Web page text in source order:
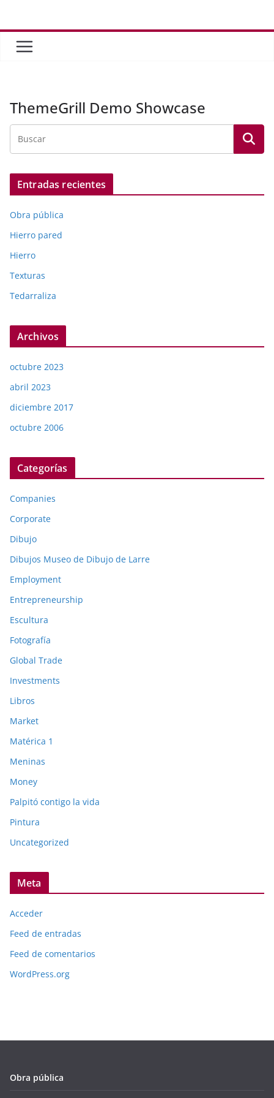
contenido
ThemeGrill Demo Showcase
Entradas recientes
Obra pública
Hierro pared
Hierro
Texturas
Tedarraliza
Archivos
octubre 2023
abril 2023
diciembre 2017
octubre 2006
Categorías
Companies
Corporate
Dibujo
Dibujos Museo de Dibujo de Larre
Employment
Entrepreneurship
Escultura
Fotografía
Global Trade
Investments
Libros
Market
Matérica 1
Meninas
Money
Palpitó contigo la vida
Pintura
Uncategorized
Meta
Acceder
Feed de entradas
Feed de comentarios
WordPress.org
Obra pública